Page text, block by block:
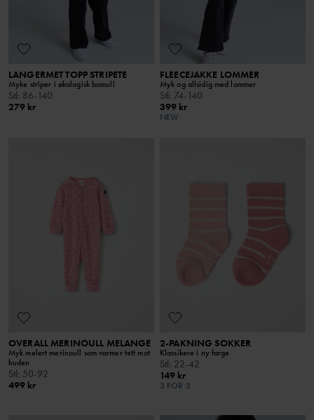
LANGERMET TOPP STRIPETE
Myke striper i økologisk bomull
Stl: 86-140
279 kr
FLEECEJAKKE LOMMER
Myk og allsidig med lommer
Stl: 74-140
399 kr
NEW
OVERALL MERINOULL MELANGE
Myk melert merinoull som varmer tett mot
huden
Stl: 50-92
499 kr
2-PAKNING SOKKER
Klassikere i ny farge
Stl: 22-42
149 kr
3 FOR 2